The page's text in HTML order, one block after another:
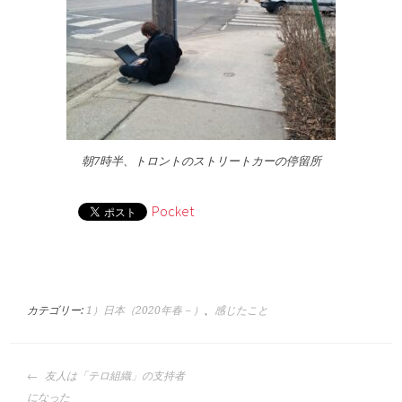
朝7時半、トロントのストリートカーの停留所
Pocket
カテゴリー:1）日本（2020年春－） 、 感じたこと
投友人は「テロ組織」の支持者
になった